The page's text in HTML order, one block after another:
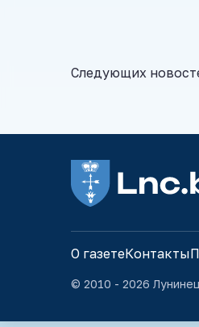
Следующих
О газетеКонтакты
© 2010 - 2026